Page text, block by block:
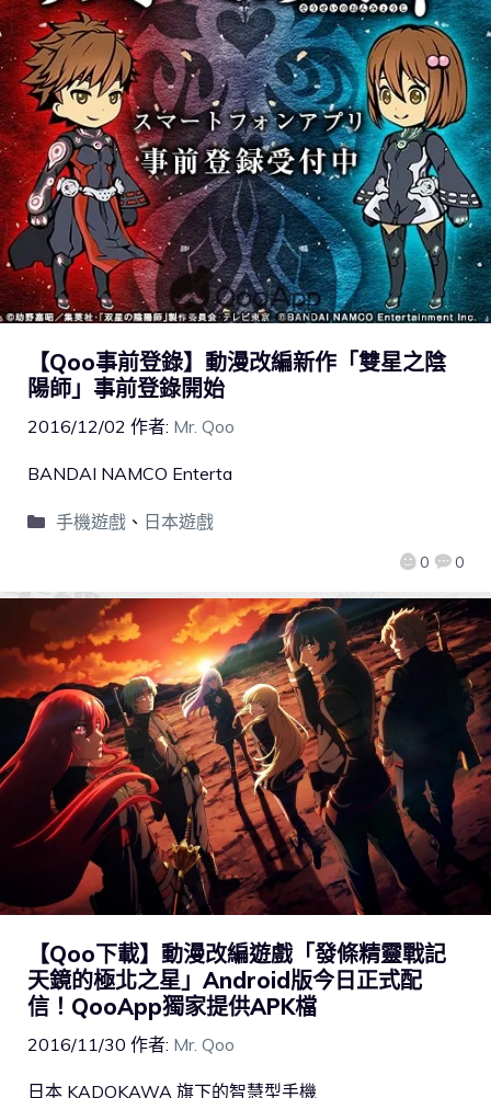
【Qoo事前登錄】動漫改編新作「雙星之陰
陽師」事前登錄開始
2016/12/02 作者: Mr. Qoo
0 0
BANDAI NAMCO Enterta
手機遊戲、 日本遊戲
【Qoo下載】動漫改編遊戲「發條精靈戰記
天鏡的極北之星」Android版今日正式配
信！QooApp獨家提供APK檔
2016/11/30 作者: Mr. Qoo
日本 KADOKAWA 旗下的智慧型手機